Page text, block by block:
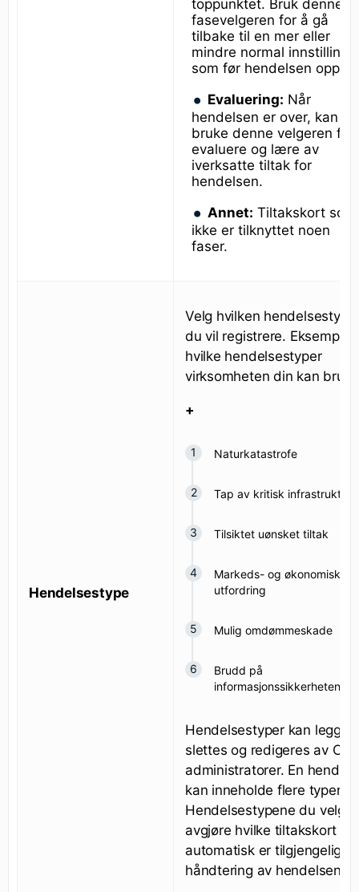
toppunktet. Bruk denne
fasevelgeren for å gå
tilbake til en mer eller
mindre normal innstilling –
som før hendelsen
Evaluering: Når
hendelsen er over, kan du
bruke denne velgeren for
evaluere og lære av
iverksatte tiltak for
hendelsen.
Annet: Tiltakskort som
ikke er tilknyttet noen
faser.
Hendelsestype
Velg hvilken hendelsestype
du vil registrere. Eksempler
hvilke hendelsestyper
virksomheten din kan
+
Naturkatastrofe
Tap av kritisk infrastruktur
Tilsiktet uønsket tiltak
Markeds- og økonomisk
utfordring
Mulig omdømmeskade
Brudd på
informasjonssikkerheten
Hendelsestyper kan
slettes og redigeres av
administratorer. En
kan inneholde flere typer.
Hendelsestypene du
avgjøre hvilke tiltakskort
automatisk er tilgjengelige
håndtering av hendelsen.